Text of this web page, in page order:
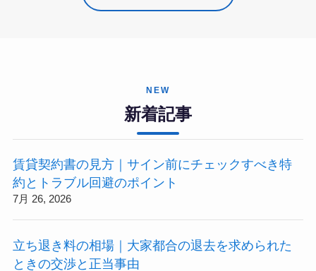
NEW
新着記事
賃貸契約書の見方｜サイン前にチェックすべき特
約とトラブル回避のポイント
7月 26, 2026
立ち退き料の相場｜大家都合の退去を求められた
ときの交渉と正当事由